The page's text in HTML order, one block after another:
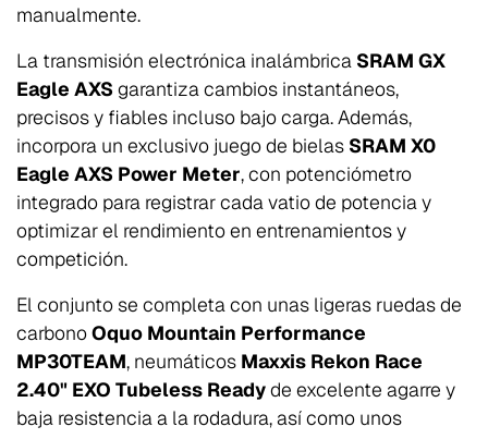
manualmente.
La transmisión electrónica inalámbrica SRAM GX
Eagle AXS garantiza cambios instantáneos,
precisos y fiables incluso bajo carga. Además,
incorpora un exclusivo juego de bielas SRAM X0
Eagle AXS Power Meter, con potenciómetro
integrado para registrar cada vatio de potencia y
optimizar el rendimiento en entrenamientos y
competición.
El conjunto se completa con unas ligeras ruedas de
carbonoOquo Mountain Performance
MP30TEAM, neumáticos Maxxis Rekon Race
2.40" EXO Tubeless Readyde excelente agarre y
baja resistencia a la rodadura, así como unos